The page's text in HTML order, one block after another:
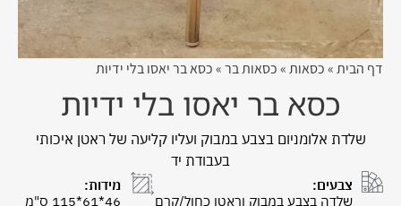
דף הבית»כסאות»כסאות בר»כסא בר יאסו בלי ידיות
כסא בר יאסו בלי ידיות
שלדת אלומניום בצבע במבוק ועליו קליעה של ראטן איכותי
בעבודת יד
צבעים:
שלדה בצבע במבוק וראטן כחול/קרם
מידות:
46*61*115 ס"מ